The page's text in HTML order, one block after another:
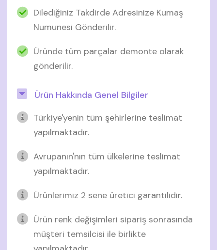
Dilediğiniz Takdirde Adresinize Kumaş
Numunesi Gönderilir.
Üründe tüm parçalar demonte olarak
gönderilir.
Ürün Hakkında Genel Bilgiler
Türkiye'yenin tüm şehirlerine teslimat
yapılmaktadır.
Avrupanın'nın tüm ülkelerine teslimat
yapılmaktadır.
Ürünlerimiz 2 sene üretici garantilidir.
Ürün renk değişimleri sipariş sonrasında
müşteri temsilcisi ile birlikte